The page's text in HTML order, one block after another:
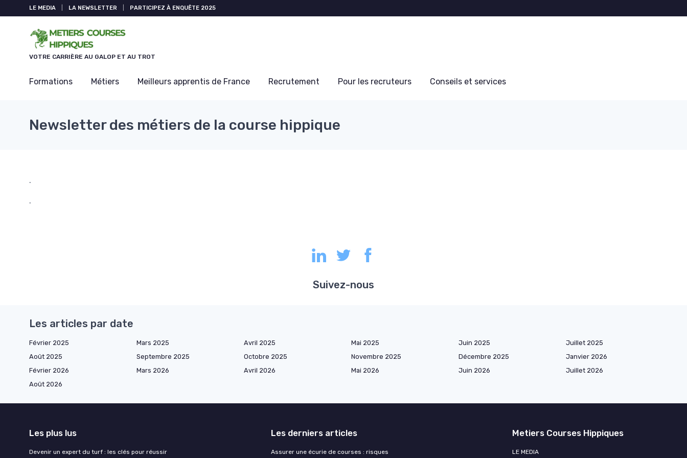
LE MEDIA LA NEWSLETTER PARTICIPEZ À ENQUÊTE 2025
VOTRE CARRIÈRE AU GALOP ET AU TROT
Formations Métiers Meilleurs apprentis de France Recrutement Pour les recruteurs Conseils et services
Newsletter des métiers de la course hippique
.
.
Suivez-nous
Les articles par date
Février 2025 Mars 2025 Avril 2025 Mai 2025 Juin 2025
Juillet 2025
Août 2025
Septembre 2025 Octobre 2025 Novembre 2025 Décembre 2025
Janvier 2026
Février 2026
Mars 2026 Avril 2026 Mai 2026 Juin 2026
Juillet 2026
Août 2026
Les plus lus
Devenir un expert du turf : les clés pour réussir
Les derniers articles
Assurer une écurie de courses : risques
Metiers Courses Hippiques
LE MEDIA
Panneau de gestion des cookies